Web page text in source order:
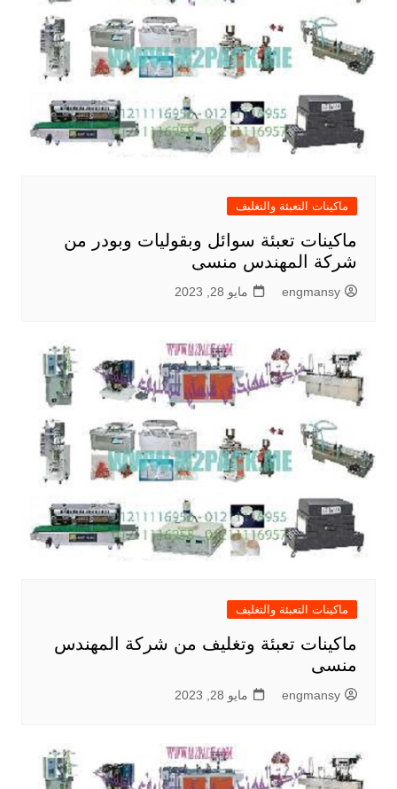
ماكينات التعبئة والتغليف
ماكينات تعبئة سوائل وبقوليات وبودر من
شركة المهندس منسى
engmansy مايو 28, 2023
ماكينات التعبئة والتغليف
ماكينات تعبئة وتغليف من شركة المهندس
منسى
engmansy مايو 28, 2023